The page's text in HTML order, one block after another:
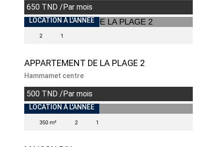
650 TND /Par mois
INDISPONIBLE
LOCATION À L'ANNÉE
2 1
APPARTEMENT DE LA PLAGE 2
Hammamet centre
500 TND /Par mois
INDISPONIBLE
LOCATION À L'ANNÉE
350 m² 2 1